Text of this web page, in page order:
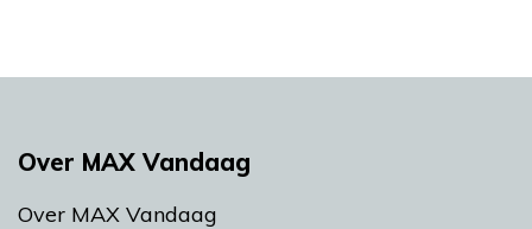
Over MAX Vandaag
Over MAX Vandaag